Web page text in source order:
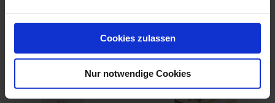
Cookies zulassen
Nur notwendige Cookies